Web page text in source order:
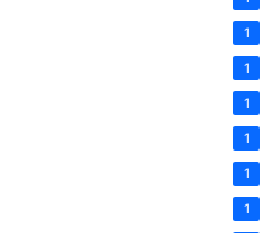
1
1
1
1
1
1